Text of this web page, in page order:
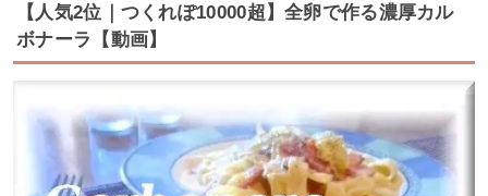
【人気2位｜つくれぽ10000超】全卵で作る濃厚カル
ボナーラ【動画】